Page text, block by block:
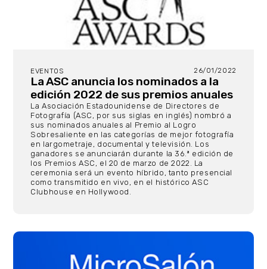
EVENTOS 26/01/2022
La ASC anuncia los nominados a la
edición 2022 de sus premios anuales
La Asociación Estadounidense de Directores de
Fotografía (ASC, por sus siglas en inglés) nombró a
sus nominados anuales al Premio al Logro
Sobresaliente en las categorías de mejor fotografía
en largometraje, documental y televisión. Los
ganadores se anunciarán durante la 36.ª edición de
los Premios ASC, el 20 de marzo de 2022. La
ceremonia será un evento híbrido, tanto presencial
como transmitido en vivo, en el histórico ASC
Clubhouse en Hollywood.